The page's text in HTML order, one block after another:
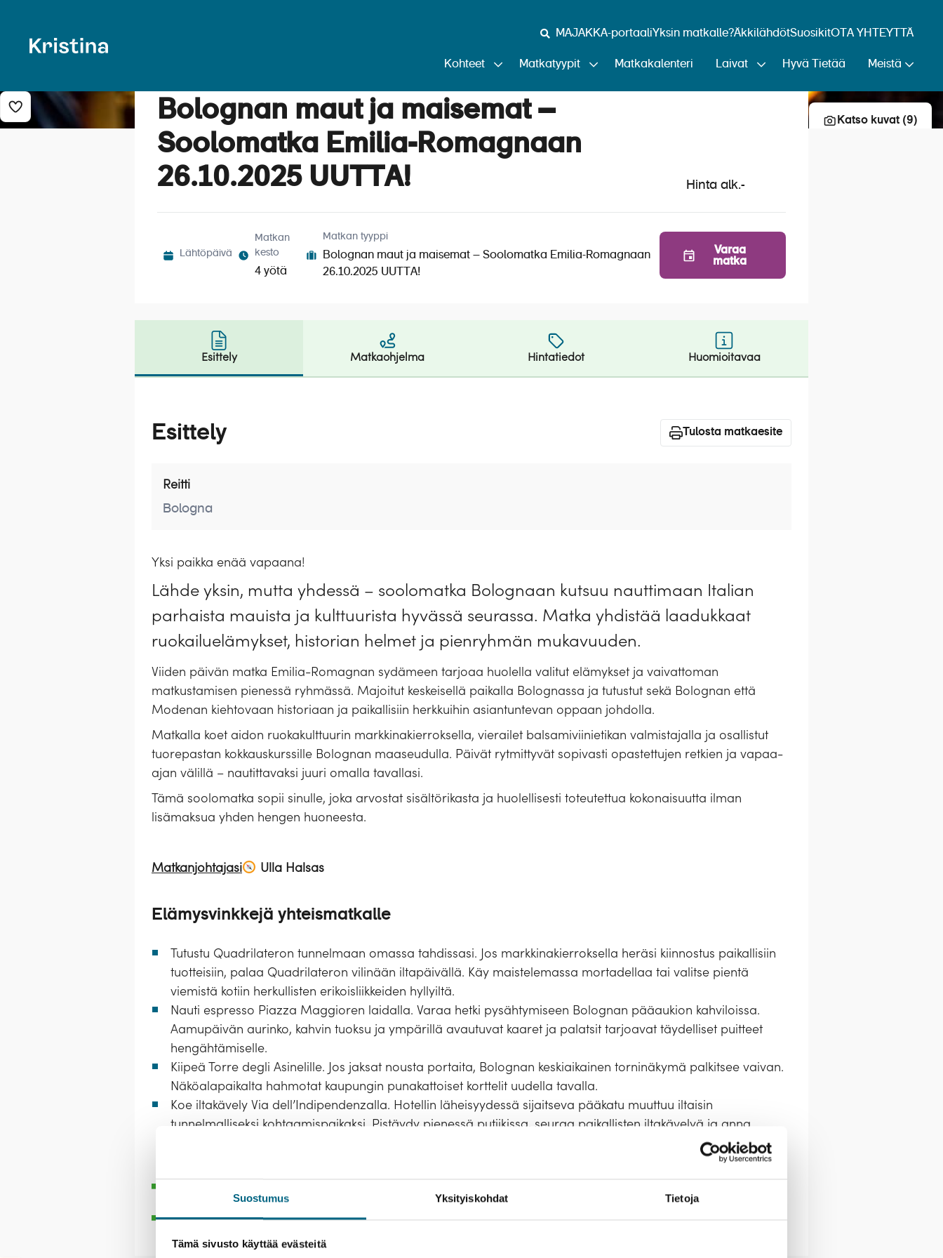
Suostumus Yksityiskohdat Tietoja
Tämä sivusto käyttää evästeitä
MAJAKKA-portaaliYksin matkalle?ÄkkilähdötSuosikitOTA YHTEYTTÄ
Kohteet Matkatyypit Matkakalenteri Laivat Hyvä Tietää Meistä
Katso kuvat (9)
Lisää risteily suosikkeihin Bolognan maut ja maisemat –
Soolomatka Emilia-Romagnaan
26.10.2025 UUTTA!
Hinta alk.-
Lähtöpäivä
Matkan
kesto
4 yötä
Matkan tyyppi
Bolognan maut ja maisemat – Soolomatka Emilia-Romagnaan
26.10.2025 UUTTA!
Varaa
matka
Esittely Matkaohjelma Hintatiedot Huomioitavaa
Esittely Tulosta matkaesite
Reitti
Bologna
Yksi paikka enää vapaana!
Lähde yksin, mutta yhdessä – soolomatka Bolognaan kutsuu nauttimaan Italian
parhaista mauista ja kulttuurista hyvässä seurassa. Matka yhdistää laadukkaat
ruokailuelämykset, historian helmet ja pienryhmän mukavuuden.
Viiden päivän matka Emilia-Romagnan sydämeen tarjoaa huolella valitut elämykset ja vaivattoman
matkustamisen pienessä ryhmässä. Majoitut keskeisellä paikalla Bolognassa ja tutustut sekä Bolognan että
Modenan kiehtovaan historiaan ja paikallisiin herkkuihin asiantuntevan oppaan johdolla.
Matkalla koet aidon ruokakulttuurin markkinakierroksella, vierailet balsamiviinietikan valmistajalla ja osallistut
tuorepastan kokkauskurssille Bolognan maaseudulla. Päivät rytmittyvät sopivasti opastettujen retkien ja vapaa-
ajan välillä – nautittavaksi juuri omalla tavallasi.
Tämä soolomatka sopii sinulle, joka arvostat sisältörikasta ja huolellisesti toteutettua kokonaisuutta ilman
lisämaksua yhden hengen huoneesta.
Matkanjohtajasi Ulla Halsas
Elämysvinkkejä yhteismatkalle
Tutustu Quadrilateron tunnelmaan omassa tahdissasi. Jos markkinakierroksella heräsi kiinnostus paikallisiin
tuotteisiin, palaa Quadrilateron vilinään iltapäivällä. Käy maistelemassa mortadellaa tai valitse pientä
viemistä kotiin herkullisten erikoisliikkeiden hyllyiltä.
Nauti espresso Piazza Maggioren laidalla. Varaa hetki pysähtymiseen Bolognan pääaukion kahviloissa.
Aamupäivän aurinko, kahvin tuoksu ja ympärillä avautuvat kaaret ja palatsit tarjoavat täydelliset puitteet
hengähtämiselle.
Kiipeä Torre degli Asinelille. Jos jaksat nousta portaita, Bolognan keskiaikainen torninäkymä palkitsee vaivan.
Näköalapaikalta hahmotat kaupungin punakattoiset korttelit uudella tavalla.
Koe iltakävely Via dell’Indipendenzalla. Hotellin läheisyydessä sijaitseva pääkatu muuttuu iltaisin
tunnelmalliseksi kohtaamispaikaksi. Pistäydy pienessä putiikissa, seuraa paikallisten iltakävelyä ja anna
Lähtemällä tälle matkalle kasvatat Suomeen uutta metsää ja työllistät suomalaisia